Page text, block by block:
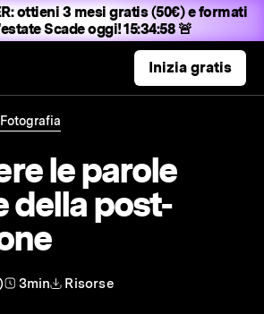
ottieni 3 mesi gratis (50€) e formati
Scade oggi! 15:34:57 🚨
Inizia gratis
le parole
della post-
3min Risorse